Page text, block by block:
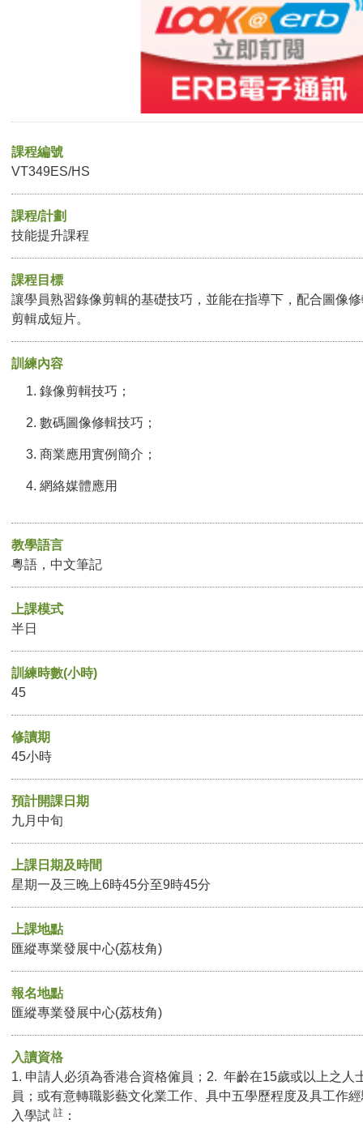
課程編號
VT349ES/HS
課程/計劃
技能提升課程
課程目標
讓學員熟習錄像剪輯的基礎技巧，並能在指導下，配合圖像
剪輯成短片。
訓練內容
錄像剪輯技巧；
數碼圖像修輯技巧；
商業應用實例簡介；
網絡媒體應用
教學語言
粵語，中文筆記
上課模式
半日
訓練時數(小時)
45
修讀期
45小時
預計開課日期
九月中旬
上課日期及時間
星期一及三晚上6時45分至9時45分
上課地點
匯縱專業發展中心(荔枝角)
報名地點
匯縱專業發展中心(荔枝角)
入讀資格
1. 申請人必須為香港合資格僱員；2. 年齡在15歲或以上之人
員；或有意轉職影藝文化業工作、具中五學歷程度及具工作
入學試 註 ：